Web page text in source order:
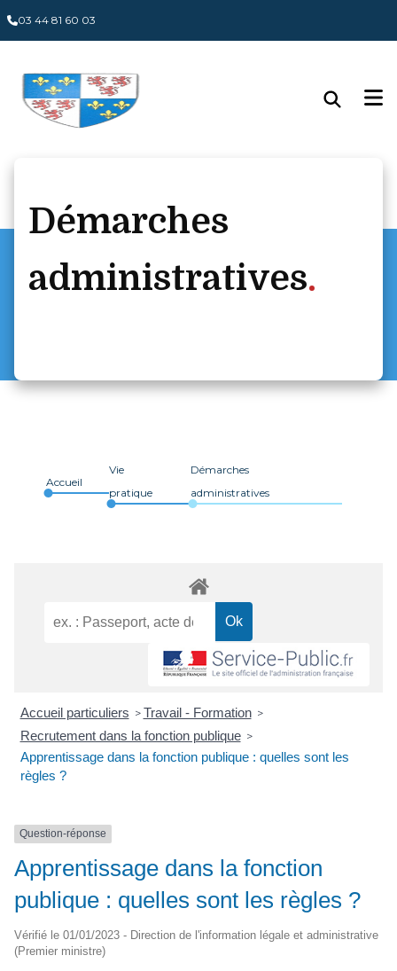
03 44 81 60 03
Démarches
administratives
Accueil
Vie
pratique
Démarches
administratives
Accueil particuliers > Travail - Formation >
Recrutement dans la fonction publique >
Apprentissage dans la fonction publique : quelles sont les
règles ?
Question-réponse
Apprentissage dans la fonction
publique : quelles sont les règles ?
Vérifié le 01/01/2023 - Direction de l'information légale et administrative
(Premier ministre)
Panneau de gestion des cookies